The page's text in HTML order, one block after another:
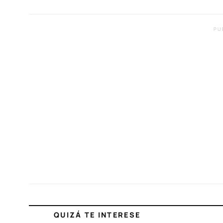
QUIZÁ TE INTERESE